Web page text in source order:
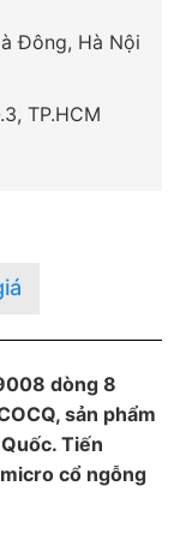
Đông, Hà Nội
TP.HCM
dòng 8
sản phẩm
Tiến
cổ ngỗng